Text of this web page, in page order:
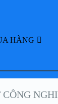
HÀNG